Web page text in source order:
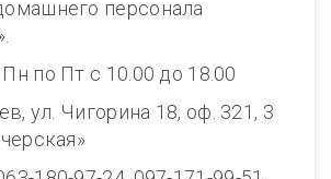
персонала
Пн по Пт с 10.00 до 18.00
ул. Чигорина 18, оф. 321, 3